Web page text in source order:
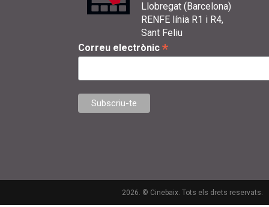
Llobregat (Barcelona)
RENFE línia R1 i R4,
Sant Feliu
Correu electrònic *
2026. © Cinebaix. Tots els drets reservats.